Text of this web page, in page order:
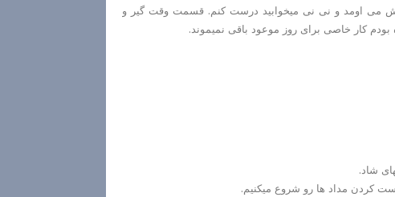
می اومد و نی نی میخوابید درست کنم. قسمت وقت گیر و
بودم کار خاصی برای روز موعود باقی نمیموند.
شاد.
کردن مداد ها رو شروع میکنیم.